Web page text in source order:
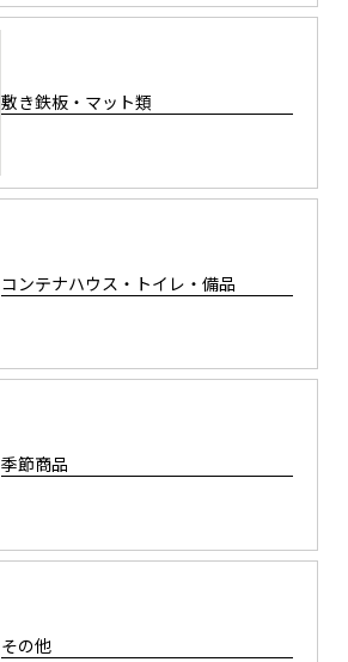
敷き鉄板・マット類
コンテナハウス・トイレ・備品
季節商品
その他